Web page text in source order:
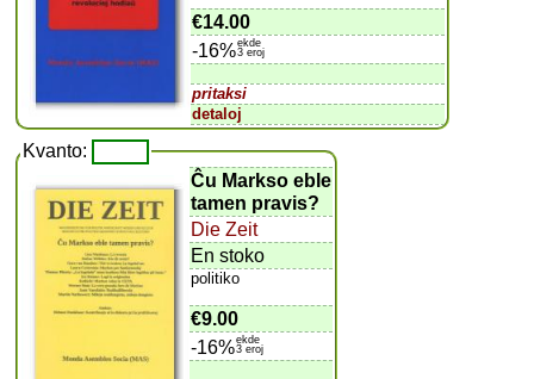
€14.00
-16%ekde
3 eroj
pritaksi
detaloj
Kvanto:
Ĉu Markso eble
tamen pravis?
Die Zeit
En stoko
politiko
€9.00
-16%ekde
3 eroj